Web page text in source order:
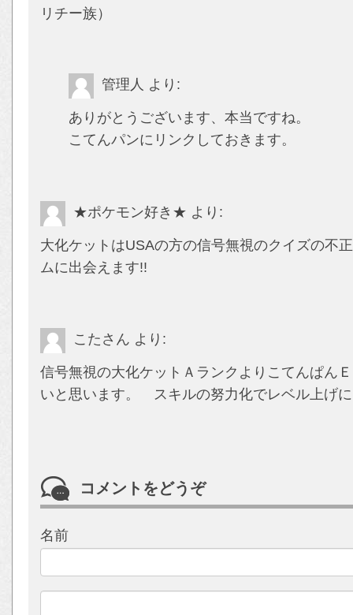
リチー族）
管理人 より:
ありがとうございます、本当ですね。
こてんパンにリンクしておきます。
★ポケモン好き★ より:
大化ケットはUSAの方の信号無視のクイズの不
ムに出会えます!!
こたさん より:
信号無視の大化ケットＡランクよりこてんぱん
いと思います。 スキルの努力化でレベル上げ
コメントをどうぞ
名前